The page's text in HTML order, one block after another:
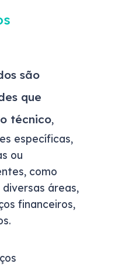
são
que
técnico,
específicas,
ou
como
áreas,
financeiros,